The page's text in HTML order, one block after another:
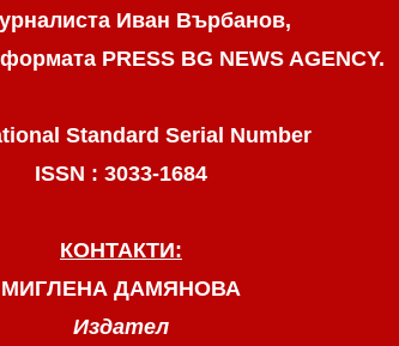
Иван Върбанов,
PRESS BG NEWS AGENCY.
Standard Serial Number
ISSN : 3033-1684
КОНТАКТИ:
МИГЛЕНА ДАМЯНОВА
Издател